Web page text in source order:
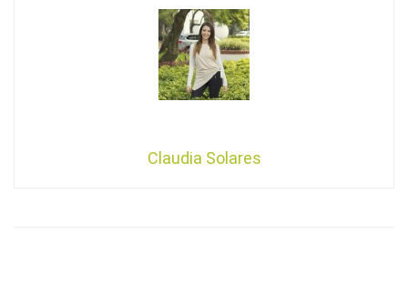
Claudia Solares